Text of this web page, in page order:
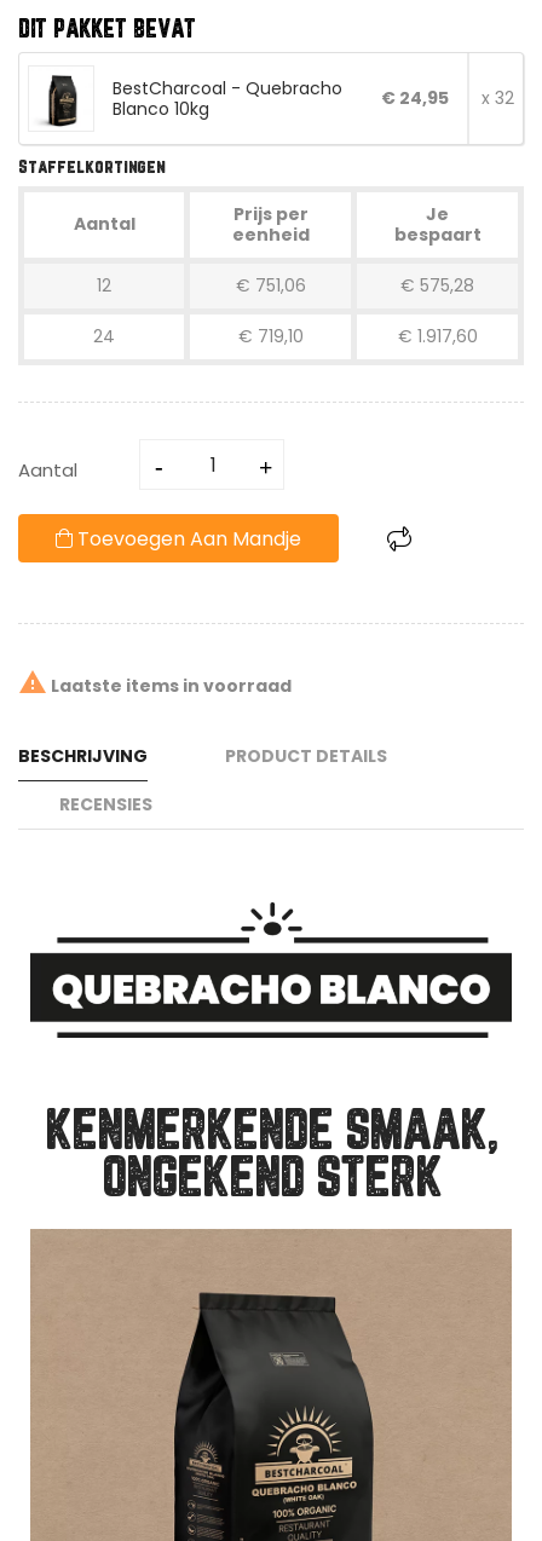
DIT PAKKET BEVAT
BestCharcoal - Quebracho
Blanco 10kg
€ 24,95 x 32
Staffelkortingen
Aantal
Prijs per
eenheid
Je
bespaart
12 € 751,06 € 575,28
24 € 719,10 € 1.917,60
Aantal
Toevoegen Aan Mandje
 Laatste items in voorraad
BESCHRIJVING
PRODUCT DETAILS
RECENSIES
KENMERKENDE SMAAK,
ONGEKEND STERK